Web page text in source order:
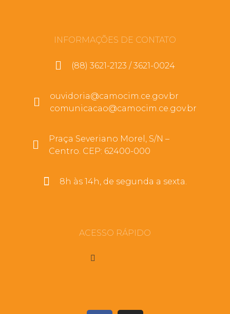
INFORMAÇÕES DE CONTATO
(88) 3621-2123 / 3621-0024
ouvidoria@camocim.ce.gov.br
comunicacao@camocim.ce.gov.br
Praça Severiano Morel, S/N –
Centro. CEP: 62400-000
8h às 14h, de segunda a sexta.
ACESSO RÁPIDO